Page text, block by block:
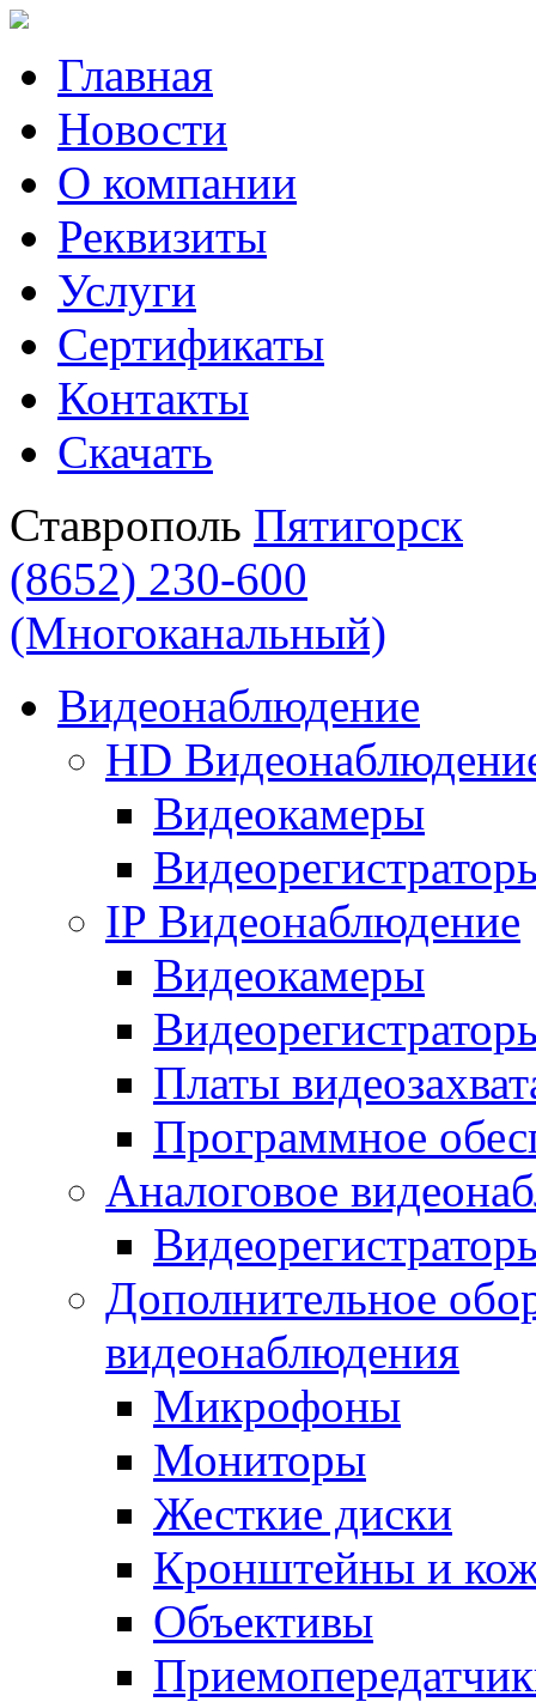
Главная
Новости
О компании
Реквизиты
Услуги
Сертификаты
Контакты
Скачать
Ставрополь Пятигорск
(8652) 230-600
(Многоканальный)
Видеонаблюдение
HD
Видеокамеры
IP Видеонаблюдение
Видеокамеры
Платы
Программное
Аналоговое
Дополнительное
видеонаблюдения
Микрофоны
Мониторы
Жесткие диски
Кронштейны и
Объективы